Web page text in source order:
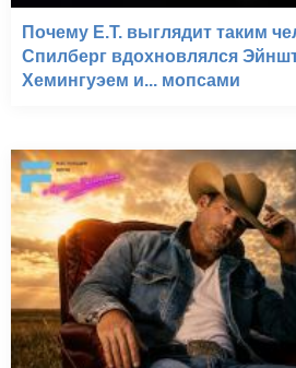
Почему E.T. выглядит таким
Спилберг вдохновлялся
Хемингуэем и... мопсами